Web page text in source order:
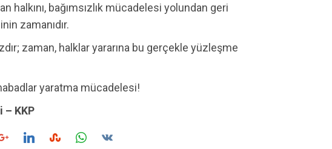
halkını, bağımsızlık mücadelesi yolundan geri
zamanıdır.
zaman, halklar yararına bu gerçekle yüzleşme
yaratma mücadelesi!
– KKP